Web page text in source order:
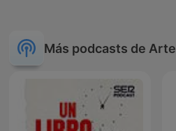
Más podcasts de Arte